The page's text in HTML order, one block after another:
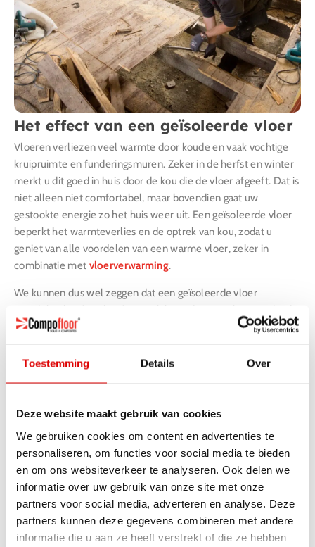
Toestemming Details Over
Deze website maakt gebruik van cookies
We gebruiken cookies om content en advertenties te
personaliseren, om functies voor social media te bieden
en om ons websiteverkeer te analyseren. Ook delen we
informatie over uw gebruik van onze site met onze
partners voor social media, adverteren en analyse. Deze
partners kunnen deze gegevens combineren met andere
informatie die u aan ze heeft verstrekt of die ze hebben
Het effect van een geïsoleerde vloer
Vloeren verliezen veel warmte door koude en vaak vochtige
kruipruimte en funderingsmuren. Zeker in de herfst en winter
merkt u dit goed in huis door de kou die de vloer afgeeft. Dat is
niet alleen niet comfortabel, maar bovendien gaat uw
gestookte energie zo het huis weer uit. Een geïsoleerde vloer
beperkt het warmteverlies en de optrek van kou, zodat u
geniet van alle voordelen van een warme vloer, zeker in
combinatie met vloerverwarming.
We kunnen dus wel zeggen dat een geïsoleerde vloer
warmte in huis blijft en daardoor bespaart u automatisch meer
weten allemaal hoe vervelend het is om koude voeten te
kan 18 graden in de winter al heel comfortabel zijn in huis. Een
effectief voor een aangename leefomgeving.